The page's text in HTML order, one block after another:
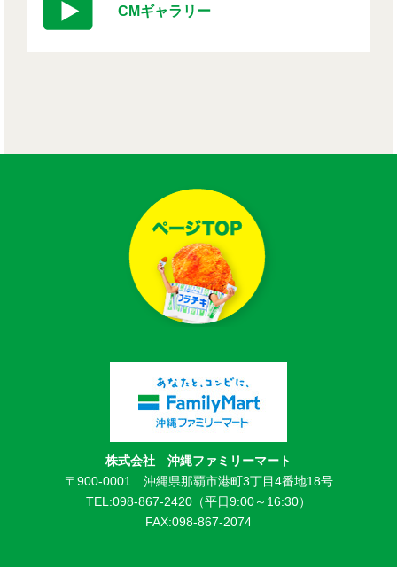
CMギャラリー
株式会社 沖縄ファミリーマート
〒900-0001 沖縄県那覇市港町3丁目4番地18号
TEL:098-867-2420（平日9:00～16:30）
FAX:098-867-2074